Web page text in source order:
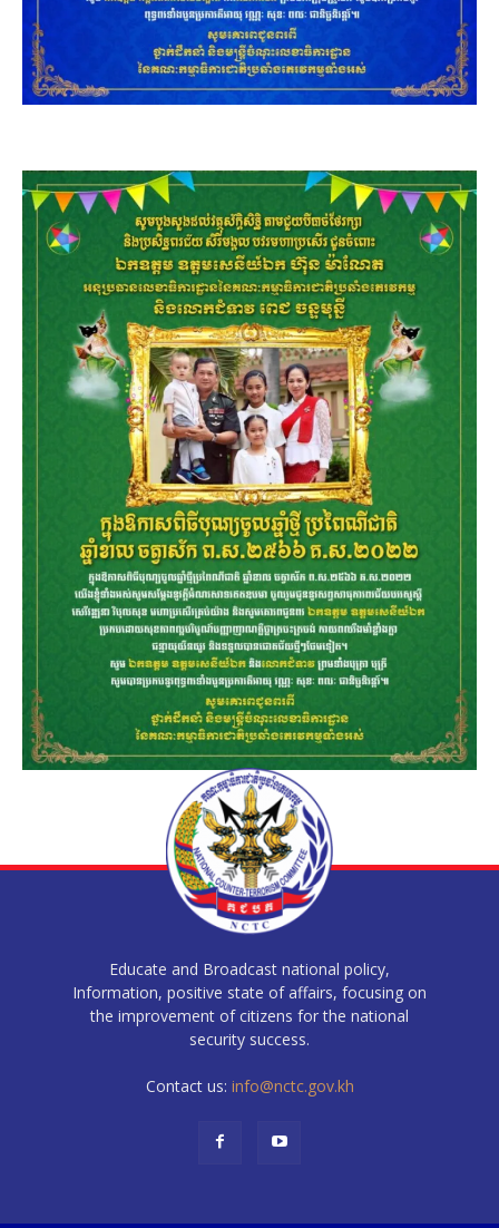
Educate and Broadcast national policy,
Information, positive state of affairs, focusing on
the improvement of citizens for the national
security success.
Contact us: info@nctc.gov.kh